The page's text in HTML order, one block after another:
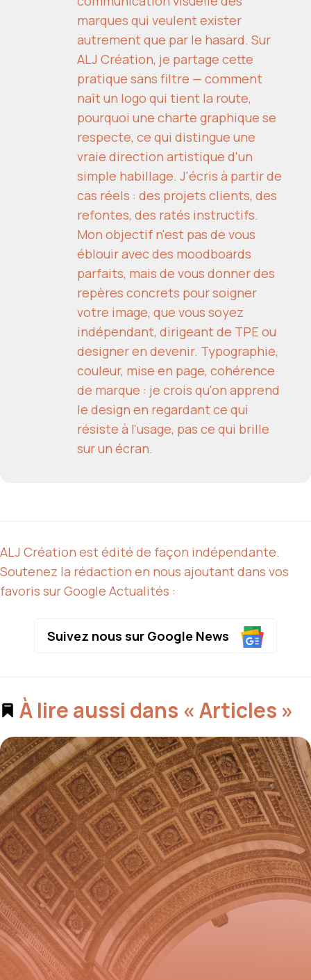
marques qui veulent exister
autrement que par le hasard. Sur
ALJ Création, je partage cette
pratique sans filtre — comment
naît un logo qui tient la route,
pourquoi une charte graphique se
respecte, ce qui distingue une
vraie direction artistique d'un
simple habillage. J'écris à partir de
cas réels : des projets clients, des
refontes, des ratés instructifs.
Mon objectif n'est pas de vous
éblouir avec des moodboards
parfaits, mais de vous donner des
repères concrets pour soigner
votre image, que vous soyez
indépendant, dirigeant de TPE ou
designer en devenir. Typographie,
couleur, mise en page, cohérence
de marque : je crois qu'on apprend
le design en regardant ce qui
résiste à l'usage, pas ce qui brille
sur un écran.
ALJ Création est édité de façon indépendante.
Soutenez la rédaction en nous ajoutant dans vos
favoris sur Google Actualités :
Suivez nous sur Google News
À lire aussi dans « Articles »